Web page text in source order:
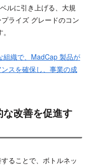
ルに引き上げる、大規
ライズ グレードのコン
組織で、MadCap 製品が
スを確保し、事業の成
改善を促進す
ることで、ボトルネッ